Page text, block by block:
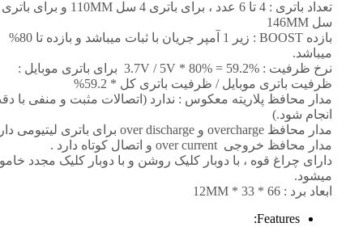
سل 146MM
بازده BOOST : زیر 1 آمپر جریان با ثبات میباشد و بازده تا 80%
میباشد.
نرخ ظرفیت : 3.7V / 5V * 80% = 59.2% برای باتری موبایل :
ظرفیت باتری موبایل / ظرفیت باتری کل * 59.2%
مدار محافظ پلاریته معکوس : ندارد (اتصالات مثبت و منفی با
انجام شود.)
مدار محافظ overcharge و over discharge برای باتری لیتیومی دارد.
مدار محافظ خروجی over current و اتصال کوتاه دارد .
دارای چراغ قوه ، با دوبار کلیک روشن و با دوبار کلیک مجدد
میشود.
ابعاد برد : 66 * 33 * 12MM
Features: